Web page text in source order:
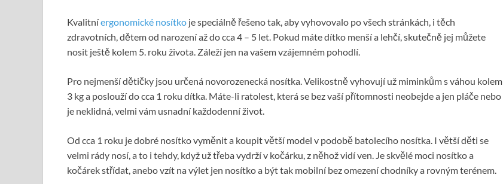
Kvalitníergonomické nosítko je speciálně řešeno tak, aby vyhovovalo po všech stránkách, i těch
zdravotních, dětem od narození až do cca 4 – 5 let. Pokud máte dítko menší a lehčí, skutečně jej můžete
nosit ještě kolem 5. roku života. Záleží jen na vašem vzájemném pohodlí.
Pro nejmenší dětičky jsou určená novorozenecká nosítka. Velikostně vyhovují už miminkům s váhou kolem
3 kg a poslouží do cca 1 roku dítka. Máte-li ratolest, která se bez vaší přítomnosti neobejde a jen pláče nebo
je neklidná, velmi vám usnadní každodenní život.
Od cca 1 roku je dobré nosítko vyměnit a koupit větší model v podobě batolecího nosítka. I větší děti se
velmi rády nosí, a to i tehdy, když už třeba vydrží v kočárku, z něhož vidí ven. Je skvělé moci nosítko a
kočárek střídat, anebo vzít na výlet jen nosítko a být tak mobilní bez omezení chodníky a rovným terénem.